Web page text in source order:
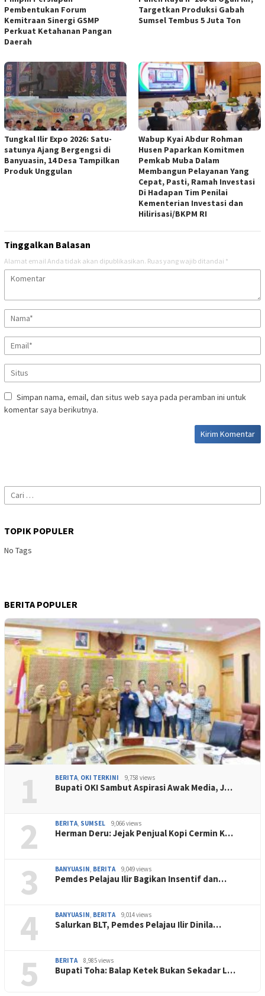
Pembentukan Forum
Kemitraan Sinergi GSMP
Perkuat Ketahanan Pangan
Daerah
Targetkan Produksi Gabah
Sumsel Tembus 5 Juta Ton
Tungkal Ilir Expo 2026: Satu-
satunya Ajang Bergengsi di
Banyuasin, 14 Desa Tampilkan
Produk Unggulan
Wabup Kyai Abdur Rohman
Husen Paparkan Komitmen
Pemkab Muba Dalam
Membangun Pelayanan Yang
Cepat, Pasti, Ramah Investasi
Di Hadapan Tim Penilai
Kementerian Investasi dan
Hilirisasi/BKPM RI
Tinggalkan Balasan
Alamat email Anda tidak akan dipublikasikan. Ruas yang wajib ditandai *
Simpan nama, email, dan situs web saya pada peramban ini untuk
komentar saya berikutnya.
Cari
untuk:
TOPIK POPULER
No Tags
BERITA POPULER
1 BERITA, OKI TERKINI 9,758 views
Bupati OKI Sambut Aspirasi Awak Media, J…
2 BERITA, SUMSEL 9,066 views
Herman Deru: Jejak Penjual Kopi Cermin K…
3 BANYUASIN, BERITA 9,049 views
Pemdes Pelajau Ilir Bagikan Insentif dan…
4 BANYUASIN, BERITA 9,014 views
Salurkan BLT, Pemdes Pelajau Ilir Dinila…
5 BERITA 8,985 views
Bupati Toha: Balap Ketek Bukan Sekadar L…